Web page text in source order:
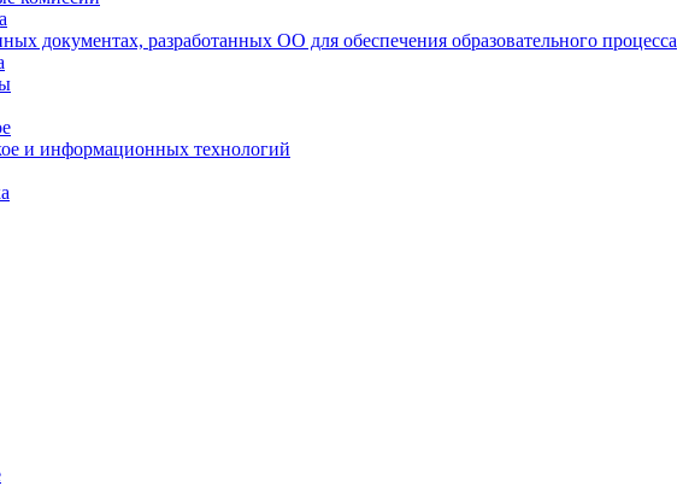
документах, разработанных ОО для обеспечения образовательного процесса
и информационных технологий